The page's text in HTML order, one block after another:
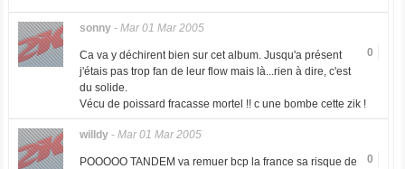
sonny- Mar 01 Mar 2005
0
Ca va y déchirent bien sur cet album. Jusqu'a présent
j'étais pas trop fan de leur flow mais là...rien à dire, c'est
du solide.
Vécu de poissard fracasse mortel !! c une bombe cette zik !
willdy- Mar 01 Mar 2005
0
POOOOO TANDEM va remuer bcp la france sa risque de